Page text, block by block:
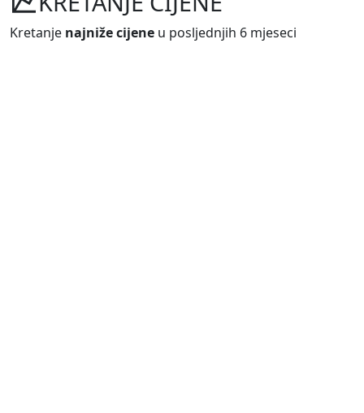
Kretanje najniže cijene u posljednjih 6 mjeseci